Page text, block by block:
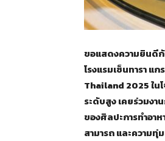
ขอแสดงความยินดีกั
โรงแรมเซ็นทารา แ
Thailand 2025 ใน
ระดับสูง เคยร่วมง
ของศิลปะการทำอา
สามารถ และความทุ่